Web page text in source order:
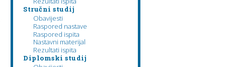
Stručni studij
Obavijesti
Raspored nastave
Raspored ispita
Nastavni materijal
Rezultati ispita
Diplomski studij